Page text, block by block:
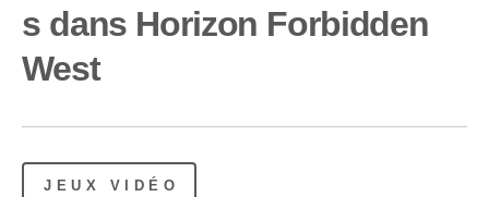
s dans Horizon Forbidden
West
JEUX VIDÉO